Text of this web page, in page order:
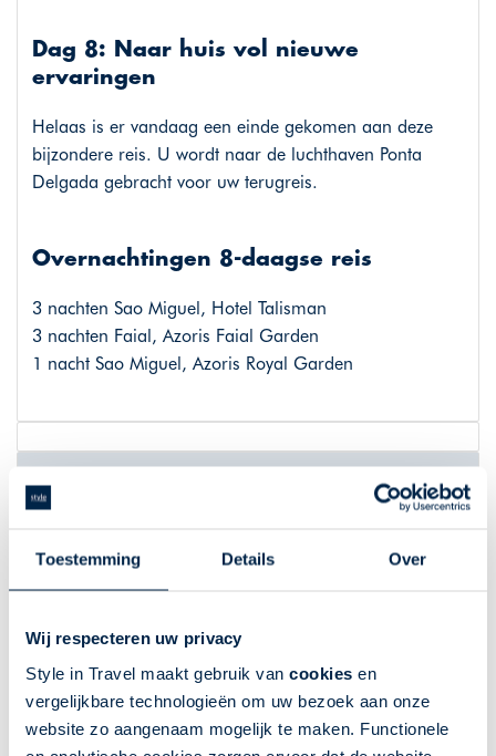
Toestemming Details Over
Wij respecteren uw privacy
Style in Travel maakt gebruik van cookies en
vergelijkbare technologieën om uw bezoek aan onze
website zo aangenaam mogelijk te maken. Functionele
Dag 8: Naar huis vol nieuwe
ervaringen
Helaas is er vandaag een einde gekomen aan deze
bijzondere reis. U wordt naar de luchthaven Ponta
Delgada gebracht voor uw terugreis.
Overnachtingen 8-daagse reis
3 nachten Sao Miguel, Hotel Talisman
3 nachten Faial, Azoris Faial Garden
1 nacht Sao Miguel, Azoris Royal Garden
Hotels
Hotel Talisman
centrum van Ponta Delgada, kijkt u uit over een
paleizen, kerken en het Carlos Machado Museum, op
600 meter afstand. Ook de bekende Portas da Cidade
bevinden zich op maar 300 meter afstand.